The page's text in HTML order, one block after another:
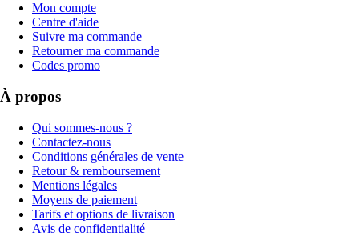
Mon compte
Centre d'aide
Suivre ma commande
Retourner ma commande
Codes promo
À propos
Qui sommes-nous ?
Contactez-nous
Conditions générales de vente
Retour & remboursement
Mentions légales
Moyens de paiement
Tarifs et options de livraison
Avis de confidentialité